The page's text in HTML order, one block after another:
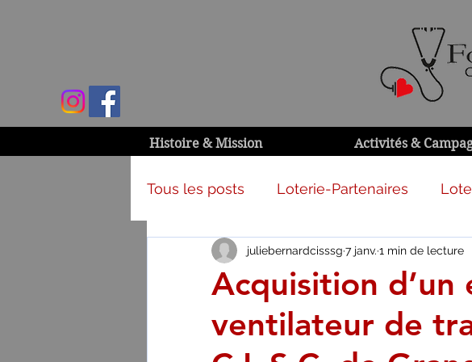
Histoire & Mission Activités &
Tous les posts Loterie-Partenaires
Activités et campagnes
Acquisition d’un
ventilateur de
juliebernardcisssg 7 janv. 1 min de lecture